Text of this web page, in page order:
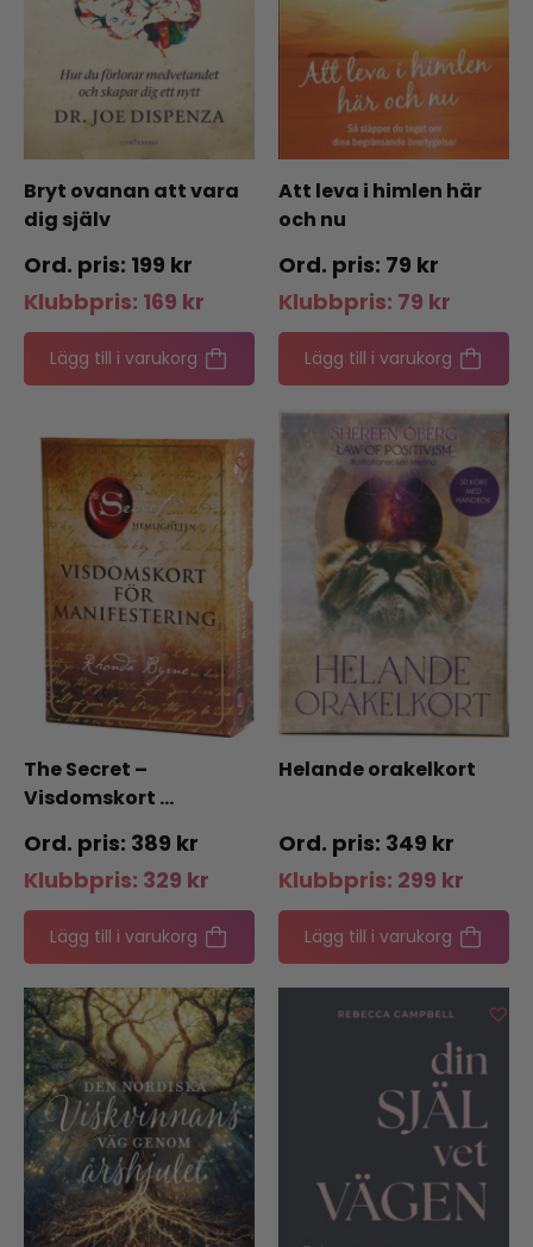
Bryt ovanan att vara
dig själv
199 kr
Klubbpris: 169 kr
Lägg till i varukorg
Att leva i himlen här
och nu
79 kr
Klubbpris: 79 kr
Lägg till i varukorg
The Secret –
Visdomskort …
389 kr
Klubbpris: 329 kr
Lägg till i varukorg
Helande orakelkort
349 kr
Klubbpris: 299 kr
Lägg till i varukorg